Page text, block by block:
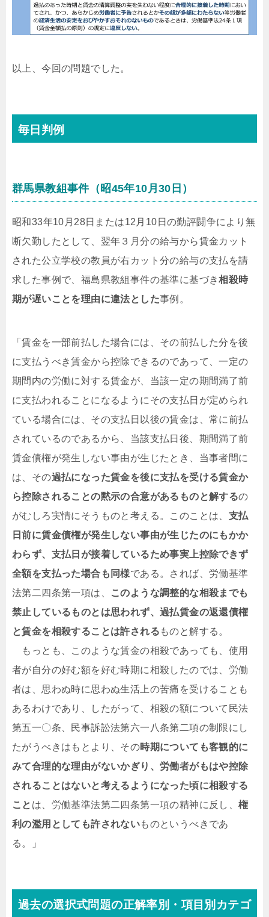
以上、今回の問題でした。
毎日判例
群馬県教組事件（昭45年10月30日）
昭和33年10月28日または12月10日の勤評闘争により無
断欠勤したとして、翌年３月分の給与から賃金カット
された公立学校の教員が右カット分の給与の支払を請
求した事例で、福島県教組事件の基準に基づき相殺時
期が遅いことを理由に違法とした事例。
「賃金を一部前払した場合には、その前払した分を後
に支払うべき賃金から控除できるのであって、一定の
期間内の労働に対する賃金が、当該一定の期間満了前
に支払われることになるようにその支払日が定められ
ている場合には、その支払日以後の賃金は、常に前払
されているのであるから、当該支払日後、期間満了前
賃金債権が発生しない事由が生じたとき、当事者間に
は、その過払になった賃金を後に支払を受ける賃金か
ら控除されることの黙示の合意があるものと解するの
がむしろ実情にそうものと考える。このことは、 支払
日前に賃金債権が発生しない事由が生じたのにもかか
わらず、支払日が接着しているため事実上控除できず
全額を支払った場合も同様である。されば、労働基準
法第二四条第一項は、
このような調整的な相殺までも
禁止しているものとは思われず、過払賃金の返還債権
と賃金を相殺することは許される ものと解する。
もっとも、このような賃金の相殺であっても、使用
者が自分の好む額を好む時期に相殺したのでは、労働
者は、思わぬ時に思わぬ生活上の苦痛を受けることも
あるわけであり、したがって、相殺の額について民法
第五一〇条、民事訴訟法第六一八条第二項の制限にし
たがうべきはもとより、その時期についても客観的に
みて合理的な理由がないかぎり、労働者がもはや控除
されることはないと考えるようになった頃に相殺する
こと は、労働基準法第二四条第一項の精神に反し、権
利の濫用としても許されないものというべきであ
る。
」
過去の選択式問題の正解率別・項目別カテゴ